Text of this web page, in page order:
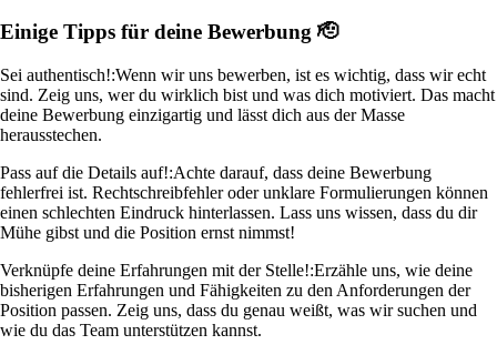
Einige Tipps für deine Bewerbung 🫡
Sei authentisch!:Wenn wir uns bewerben, ist es wichtig, dass wir echt
sind. Zeig uns, wer du wirklich bist und was dich motiviert. Das macht
deine Bewerbung einzigartig und lässt dich aus der Masse
herausstechen.
Pass auf die Details auf!:Achte darauf, dass deine Bewerbung
fehlerfrei ist. Rechtschreibfehler oder unklare Formulierungen können
einen schlechten Eindruck hinterlassen. Lass uns wissen, dass du dir
Mühe gibst und die Position ernst nimmst!
Verknüpfe deine Erfahrungen mit der Stelle!:Erzähle uns, wie deine
bisherigen Erfahrungen und Fähigkeiten zu den Anforderungen der
Position passen. Zeig uns, dass du genau weißt, was wir suchen und
wie du das Team unterstützen kannst.